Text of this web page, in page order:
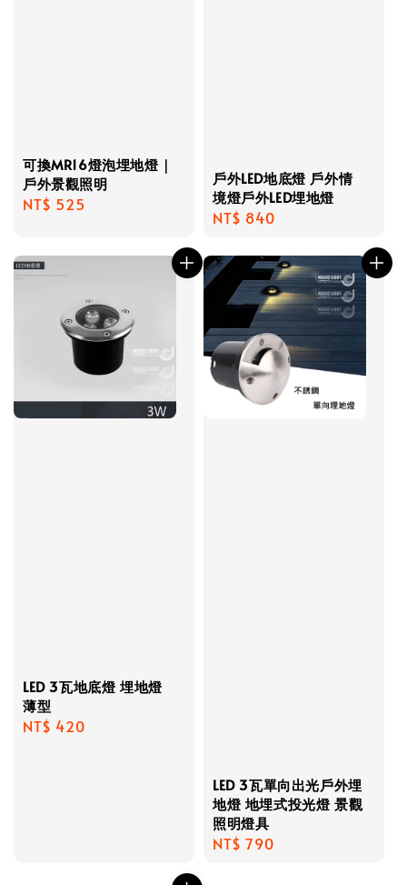
可換MR16燈泡埋地燈｜
戶外景觀照明
Regular
NT$ 525
戶外LED地底燈 戶外情
境燈戶外LED埋地燈
Regular
NT$ 840
LED 3瓦地底燈 埋地燈
薄型
Regular
NT$ 420
LED 3瓦單向出光戶外埋
地燈 地埋式投光燈 景觀
照明燈具
Regular
NT$ 790